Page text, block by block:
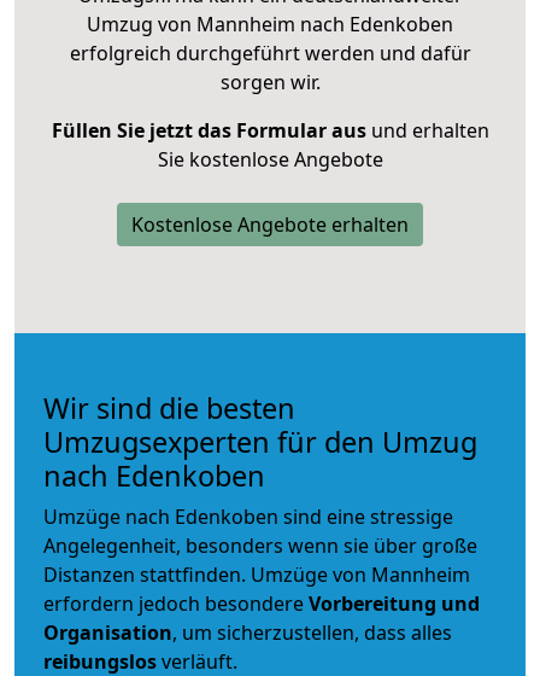
Umzug von Mannheim nach Edenkoben
erfolgreich durchgeführt werden und dafür
sorgen wir.
Füllen Sie jetzt das Formular ausund erhalten
Sie kostenlose Angebote
Kostenlose Angebote erhalten
Wir sind die besten
Umzugsexperten für den Umzug
nach Edenkoben
Umzüge nach Edenkoben sind eine stressige
Angelegenheit, besonders wenn sie über große
Distanzen stattfinden. Umzüge von Mannheim
erfordern jedoch besondereVorbereitung und
Organisation, um sicherzustellen, dass alles
reibungslosverläuft.